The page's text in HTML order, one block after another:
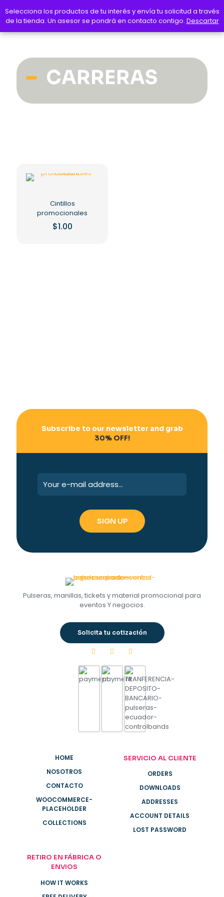
CARRERAS
Cintillos
promocionales
$1.00
Subscribe to our newsletter and grab
30% OFF!
Pulseras, manillas, tickets y material promocional para
eventos Y negocios.
Solicita tu cotización
HOME
NOSOTROS
CONTACTO
WOOCOMMERCE-
PLACEHOLDER
COLLECTIONS
RETIRO EN FÁBRICA O
ENVIOS
HOW IT WORKS
SERVICIO AL CLIENTE
ORDERS
DOWNLOADS
ADDRESSES
ACCOUNT DETAILS
LOST PASSWORD
Selecciona los productos de tu interés y envía tu solicitud a través
de la tienda. Un asesor se pondrá en contacto contigo. Descartar
Selecciona los productos de tu interés y envía tu solicitud a través
de la tienda. Un asesor se pondrá en contacto contigo. Descartar